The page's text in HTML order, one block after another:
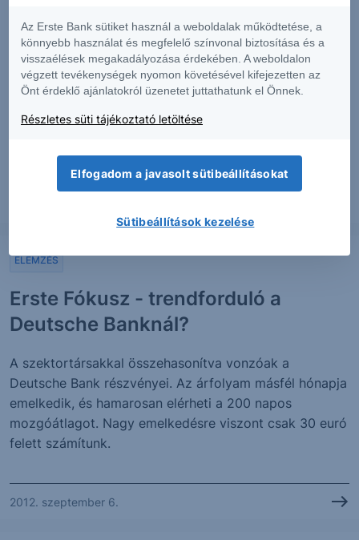
mozgóátlaghoz ért az UniCredit
Emelkedő trendet fedezhetünk fel az UniCredit
grafikonján, ennek ellenére kivárás javasolt. Erős
áttörése után érdemes nyitni. Fundamentális téren a
Erste Fókusz - trendforduló a
Deutsche Banknál?
ELEMZÉS
A szektortársakkal összehasonítva vonzóak a
Deutsche Bank részvényei. Az árfolyam másfél hónapja
emelkedik, és hamarosan elérheti a 200 napos
mozgóátlagot. Nagy emelkedésre viszont csak 30 euró
felett számítunk.
2012. szeptember 6.
Az Erste Bank sütiket használ a weboldalak működtetése, a
könnyebb használat és megfelelő színvonal biztosítása és a
visszaélések megakadályozása érdekében. A weboldalon
végzett tevékenységek nyomon követésével kifejezetten az
Önt érdeklő ajánlatokról üzenetet juttathatunk el Önnek.
Részletes süti tájékoztató letöltése
Elfogadom a javasolt sütibeállításokat
Sütibeállítások kezelése